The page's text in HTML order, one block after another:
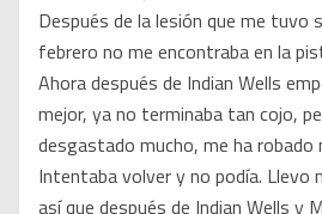
Después de la lesión que me tuvo
febrero no me encontraba en la
Ahora después de Indian Wells
mejor, ya no terminaba tan cojo,
desgastado mucho, me ha robado
Intentaba volver y no podía. Llevo
así que después de Indian Wells y